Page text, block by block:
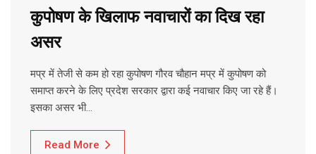
कुपोषण के खिलाफ नवाचारों का दिख रहा
असर
मप्र में तेजी से कम हो रहा कुपोषण गौरव चौहान मप्र में कुपोषण को
समाप्त करने के लिए प्रदेश सरकार द्वारा कई नवाचार किए जा रहे हैं।
इसका असर भी…
Read More